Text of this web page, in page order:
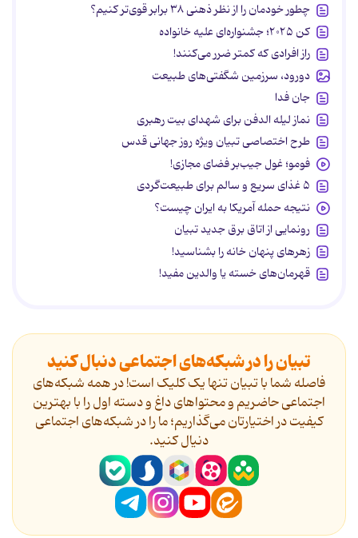
چطور خودمان را از نظر ذهنی ۳۸ برابر قوی‌تر کنیم؟
کن ۲۰۲۵؛ جشنواره‌ای علیه خانواده
راز افرادی که کمتر ضرر می‌کنند!
دورود، سرزمین شگفتی‌های طبیعت
جان فدا
نماز لیله الدفن برای شهدای بیت رهبری
طرح اختصاصی تبیان ویژه روز جهانی قدس
فومو؛ غول جیب‌بر فضای مجازی!
۵ غذای سریع و سالم برای طبیعت‌گردی
نتیجه حمله آمریکا به ایران چیست؟
رونمایی از اتاق برق جدید تبیان
زهرهای پنهان خانه را بشناسید!
قهرمان‌های خسته یا والدین مفید!
تبیان را در شبکه‌های اجتماعی دنبال کنید
فاصله شما با تبیان تنها یک کلیک است! در همه شبکه‌های
اجتماعی حاضریم و محتواهای داغ و دسته اول را با بهترین
کیفیت در اختیارتان می‌گذاریم؛ ما را در شبکه‌های اجتماعی
دنیال کنید.